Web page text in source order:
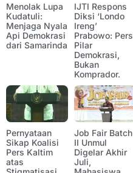
Menolak Lupa
Kudatuli:
Menjaga Nyala
Api Demokrasi
dari Samarinda
IJTI Respons
Diksi ‘Londo
Ireng’
Prabowo: Pers
Pilar
Demokrasi,
Bukan
Komprador.
Pernyataan
Sikap Koalisi
Pers Kaltim
atas
Job Fair Batch
II Unmul
Digelar Akhir
Juli,